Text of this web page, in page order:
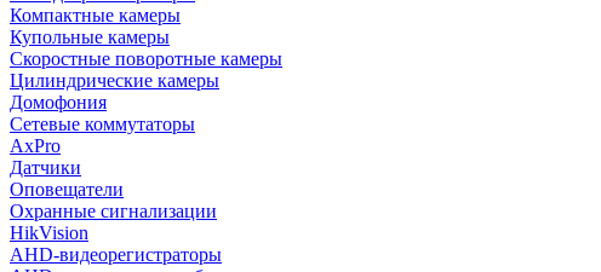
Компактные камеры
Купольные камеры
Скоростные поворотные камеры
Цилиндрические камеры
Домофония
Сетевые коммутаторы
AxPro
Датчики
Оповещатели
Охранные сигнализации
HikVision
AHD-видеорегистраторы